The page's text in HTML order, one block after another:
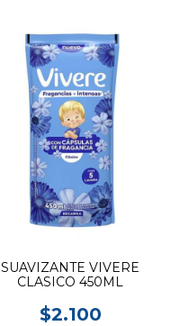
SUAVIZANTE VIVERE
CLASICO 450ML
$2.100